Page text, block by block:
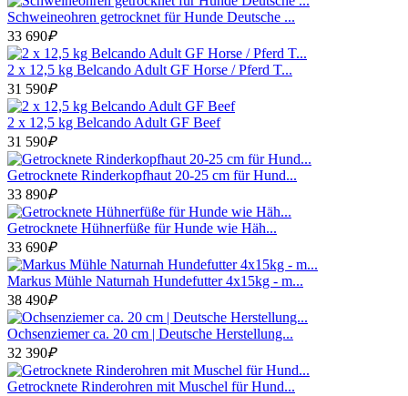
Schweineohren getrocknet für Hunde Deutsche ...
33 690₽
2 x 12,5 kg Belcando Adult GF Horse / Pferd T...
31 590₽
2 x 12,5 kg Belcando Adult GF Beef
31 590₽
Getrocknete Rinderkopfhaut 20-25 cm für Hund...
33 890₽
Getrocknete Hühnerfüße für Hunde wie Häh...
33 690₽
Markus Mühle Naturnah Hundefutter 4x15kg - m...
38 490₽
Ochsenziemer ca. 20 cm | Deutsche Herstellung...
32 390₽
Getrocknete Rinderohren mit Muschel für Hund...